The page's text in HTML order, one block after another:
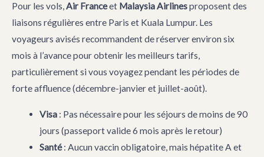
Pour les vols,Air Franceet Malaysia Airlinesproposent des
liaisons régulières entre Paris et Kuala Lumpur. Les
voyageurs avisés recommandent de réserver environ six
mois à l’avance pour obtenir les meilleurs tarifs,
particulièrement si vous voyagez pendant les périodes de
forte affluence (décembre-janvier et juillet-août).
Visa: Pas nécessaire pour les séjours de moins de 90
jours (passeport valide 6 mois après le retour)
Santé: Aucun vaccin obligatoire, mais hépatite A et